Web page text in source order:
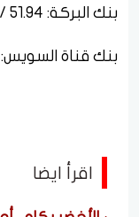
بنك البركة: 51.94 / 52.04 جنيه
بنك قناة السويس: 51.98 / 52.08 جنيه
اقرأ ايضا